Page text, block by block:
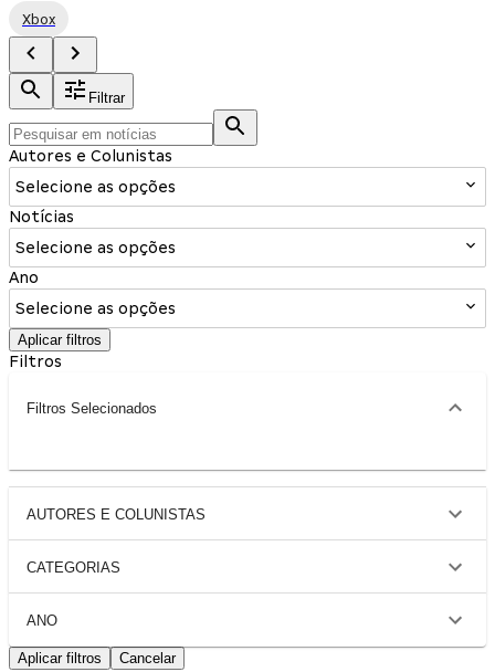
Xbox
Filtrar
Autores e Colunistas
Selecione as opções
Notícias
Selecione as opções
Ano
Selecione as opções
Aplicar filtros
Filtros
Filtros Selecionados
AUTORES E COLUNISTAS
CATEGORIAS
ANO
Aplicar filtros Cancelar